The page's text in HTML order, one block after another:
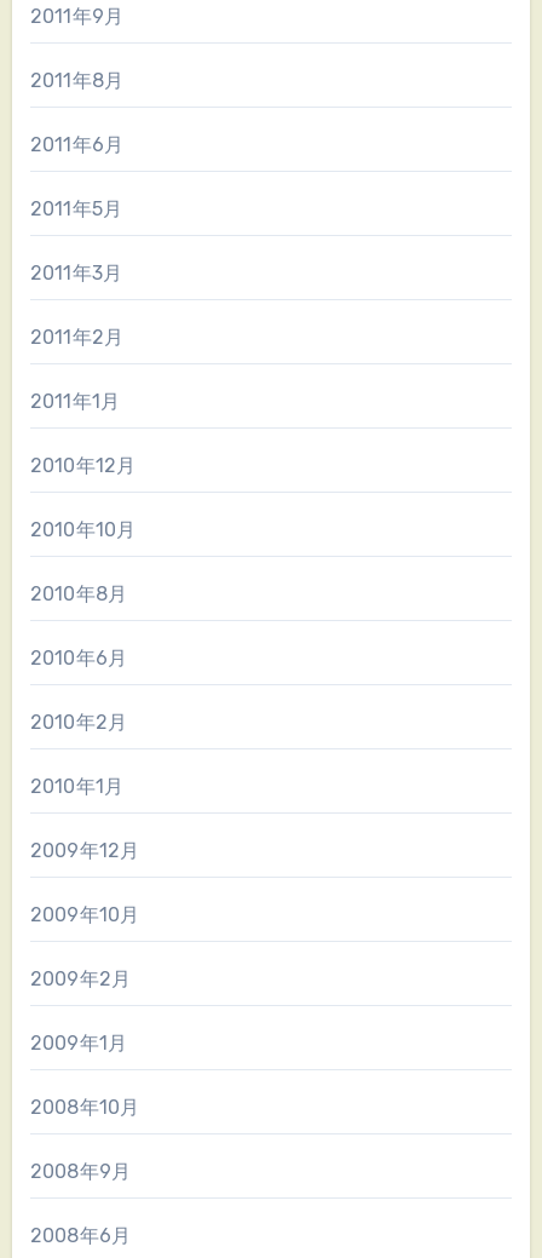
2011年9月
2011年8月
2011年6月
2011年5月
2011年3月
2011年2月
2011年1月
2010年12月
2010年10月
2010年8月
2010年6月
2010年2月
2010年1月
2009年12月
2009年10月
2009年2月
2009年1月
2008年10月
2008年9月
2008年6月